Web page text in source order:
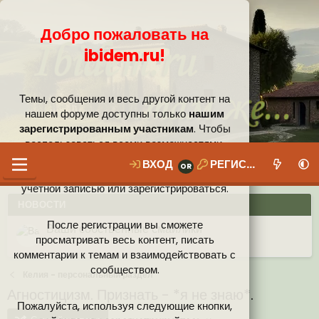
Добро пожаловать на
ibidem.ru!
Темы, сообщения и весь другой контент на
нашем форуме доступны только нашим
зарегистрированным участникам. Чтобы
воспользоваться всеми возможностями,
которые предлагает наше сообщество, вам
необходимо войти в систему под своей
учётной записью или зарегистрироваться.
После регистрации вы сможете
просматривать весь контент, писать
комментарии к темам и взаимодействовать с
сообществом.
Пожалуйста, используя следующие кнопки,
ВХОД РЕГИСТРАЦИЯ
Иконки пользователя
Ваши собственные смайлики
Аналитика от Ассистента
Новая система рейтинга (оценок) на форуме
Келия - персональный раздел
Агностицизм. Признать - *я не знаю*.